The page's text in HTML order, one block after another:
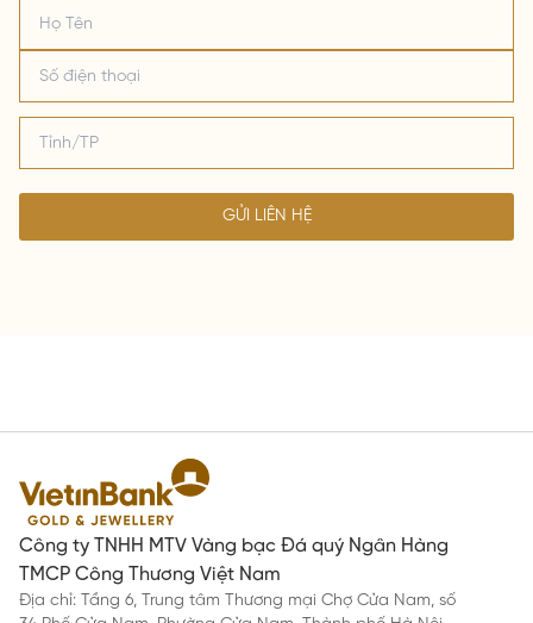
GỬI LIÊN HỆ
Công ty TNHH MTV Vàng bạc Đá quý Ngân Hàng
TMCP Công Thương Việt Nam
Địa chỉ: Tầng 6, Trung tâm Thương mại Chợ Cửa Nam, số